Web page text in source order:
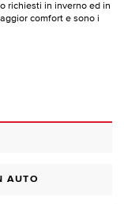
richiesti in inverno ed in
comfort e sono i
AUTO